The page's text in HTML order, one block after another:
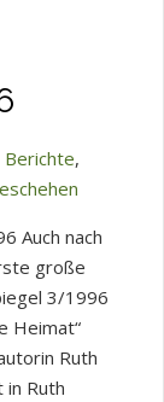
Berichte,
Auch nach
große
3/1996
Heimat“
Ruth
in Ruth